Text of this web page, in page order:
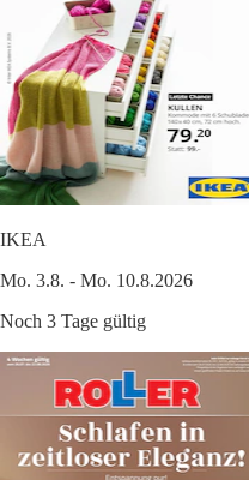
IKEA
Mo. 3.8. - Mo. 10.8.2026
Noch 3 Tage gültig